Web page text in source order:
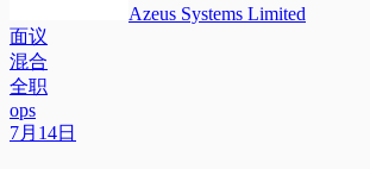
Azeus Systems Limited
面议
混合
全职
ops
7月14日